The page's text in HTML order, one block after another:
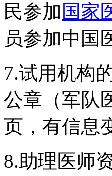
民参加 国家
员参加中国
7.试用机构
公章（军队
页，有信息
8.助理医师